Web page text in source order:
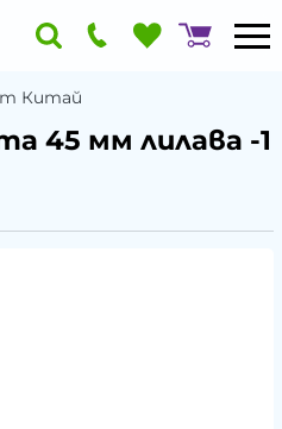
Китай
45 мм лилава -1